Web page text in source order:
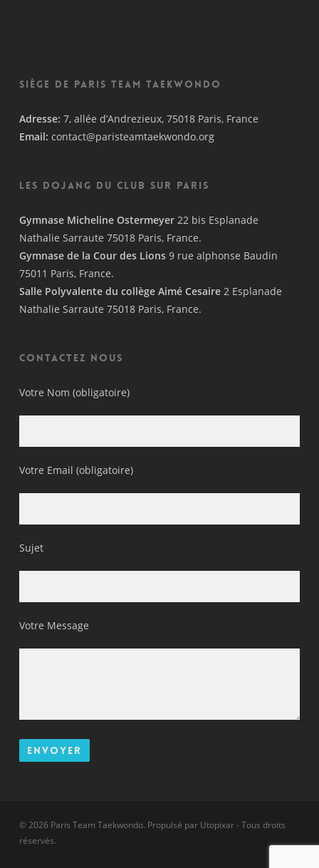
Siège de Paris Team Taekwondo
Adresse: 7, allée d’Andrezieux, 75018 Paris, France
Email: contact@paristeamtaekwondo.org
Les Dojang du Club sur Paris
Gymnase Micheline Ostermeyer22 bis Esplanade
Nathalie Sarraute 75018 Paris, France.
Gymnase de la Cour des Lions9 rue alphonse Baudin
75011 Paris, France.
Salle Polyvalente du collège Aimé Cesaire2 Esplanade
Nathalie Sarraute 75018 Paris, France.
Contactez nous
Votre Nom (obligatoire)
Votre Email (obligatoire)
Sujet
Votre Message
© 2026 Paris Team Taekwondo. Propulsé par Utopixar- Tous droits
réservés.